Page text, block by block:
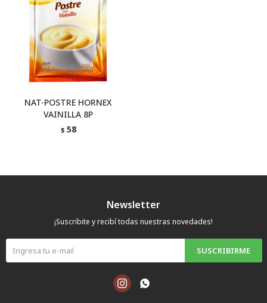
NAT-POSTRE HORNEX
VAINILLA 8P
$ 58
Newsletter
¡Suscribite y recibí todas nuestras novedades!
SUSCRIBIRME
 